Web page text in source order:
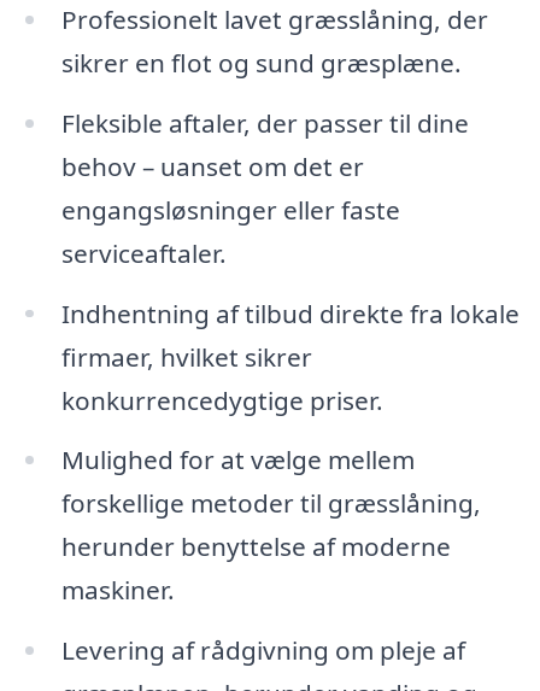
Professionelt lavet græsslåning, der
sikrer en flot og sund græsplæne.
Fleksible aftaler, der passer til dine
behov – uanset om det er
engangsløsninger eller faste
serviceaftaler.
Indhentning af tilbud direkte fra lokale
firmaer, hvilket sikrer
konkurrencedygtige priser.
Mulighed for at vælge mellem
forskellige metoder til græsslåning,
herunder benyttelse af moderne
maskiner.
Levering af rådgivning om pleje af